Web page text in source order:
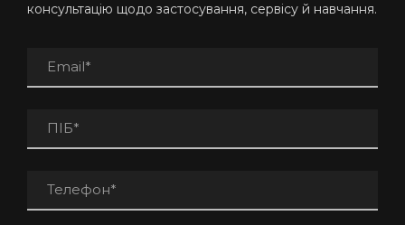
консультацію щодо застосування, сервісу й навчання.